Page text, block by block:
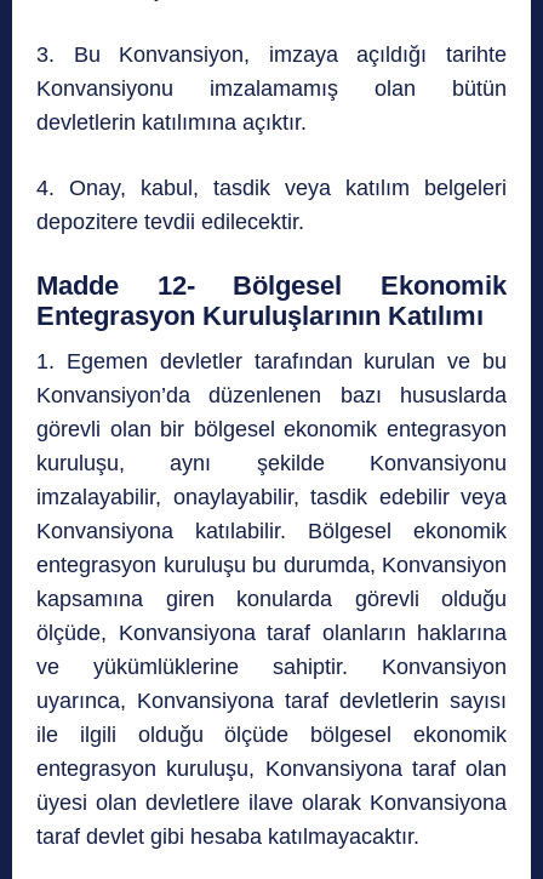
3. Bu Konvansiyon, imzaya açıldığı tarihte
Konvansiyonu imzalamamış olan bütün
devletlerin katılımına açıktır.
4. Onay, kabul, tasdik veya katılım belgeleri
depozitere tevdii edilecektir.
Madde 12- Bölgesel Ekonomik
Entegrasyon Kuruluşlarının Katılımı
1. Egemen devletler tarafından kurulan ve bu
Konvansiyon’da düzenlenen bazı hususlarda
görevli olan bir bölgesel ekonomik entegrasyon
kuruluşu, aynı şekilde Konvansiyonu
imzalayabilir, onaylayabilir, tasdik edebilir veya
Konvansiyona katılabilir. Bölgesel ekonomik
entegrasyon kuruluşu bu durumda, Konvansiyon
kapsamına giren konularda görevli olduğu
ölçüde, Konvansiyona taraf olanların haklarına
ve yükümlüklerine sahiptir. Konvansiyon
uyarınca, Konvansiyona taraf devletlerin sayısı
ile ilgili olduğu ölçüde bölgesel ekonomik
entegrasyon kuruluşu, Konvansiyona taraf olan
üyesi olan devletlere ilave olarak Konvansiyona
taraf devlet gibi hesaba katılmayacaktır.